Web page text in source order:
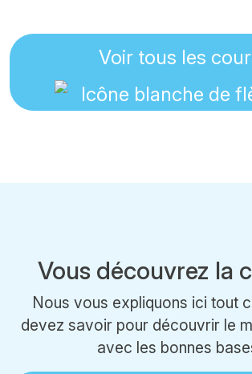
Voir tous les
Vous découvrez la
Nous vous expliquons ici tout
devez savoir pour découvrir le
avec les bonnes